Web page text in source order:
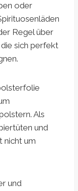
oder
Regel über
sich perfekt
Als
und
nicht um
und